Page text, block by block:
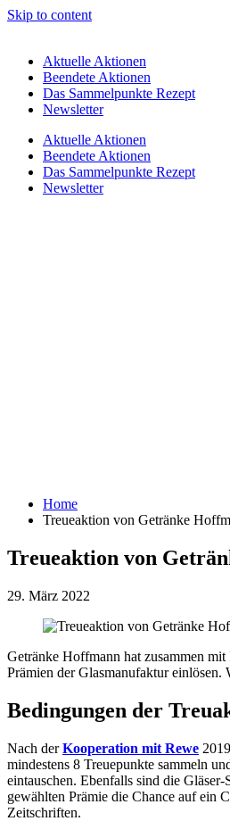
Skip to content
Aktuelle Aktionen
Beendete Aktionen
Das Sammelpunkte Rezept
Newsletter
Aktuelle Aktionen
Beendete Aktionen
Das Sammelpunkte Rezept
Newsletter
Home
Treueaktion von Getränke
Treueaktion von
29. März 2022
Getränke Hoffmann hat zusammen
Prämien der Glasmanufaktur einlösen.
Bedingungen der
Nach derKooperation mit Rewe
mindestens 8 Treuepunkte sammeln
eintauschen. Ebenfalls sind die
gewählten Prämie die Chance auf ein
Zeitschriften.